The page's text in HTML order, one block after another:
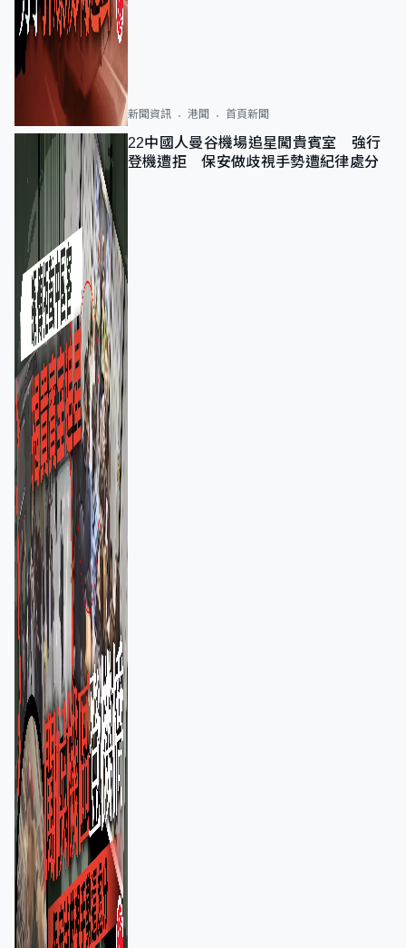
新聞資訊 港聞 首頁新聞
22中國人曼谷機場追星闖貴賓室 強行
登機遭拒 保安做歧視手勢遭紀律處分